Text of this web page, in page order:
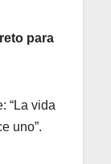
para
“La vida
uno”.